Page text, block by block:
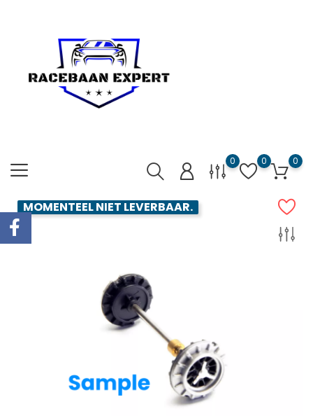
0 0 0
MOMENTEEL NIET LEVERBAAR.